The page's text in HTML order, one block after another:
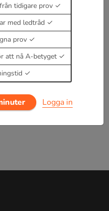
och
transversal- och
Prova i 30
tidigare prov
med ledtråd
prov
att nå A-betyget
Logga in